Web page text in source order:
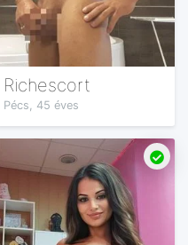
Richescort
Pécs, 45 éves